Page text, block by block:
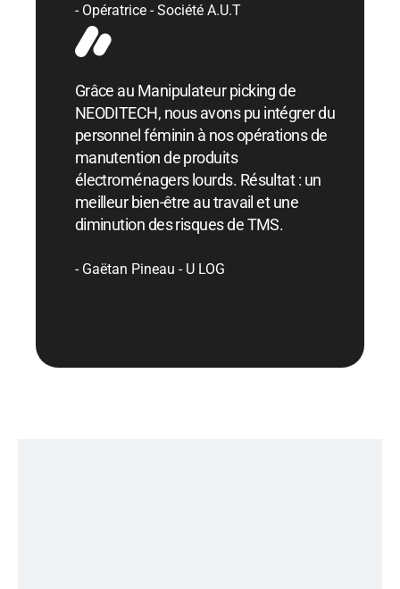
Opératrice - Société A.U.T
Grâce au Manipulateur picking de
NEODITECH, nous avons pu intégrer du
personnel féminin à nos opérations de
manutention de produits
électroménagers lourds. Résultat : un
meilleur bien-être au travail et une
diminution des risques de TMS.
Gaëtan Pineau - U LOG